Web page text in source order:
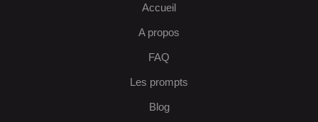
Accueil
A propos
FAQ
Les prompts
Blog